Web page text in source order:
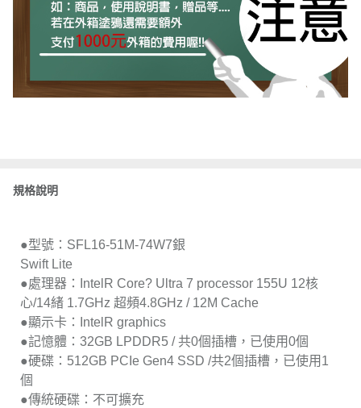
規格說明
●型號：SFL16-51M-74W7銀
Swift Lite
●處理器：IntelR Core? Ultra 7 processor 155U 12核
心/14緒 1.7GHz 超頻4.8GHz / 12M Cache
●顯示卡：IntelR graphics
●記憶體：32GB LPDDR5 / 共0個插槽，已使用0個
●硬碟：512GB PCIe Gen4 SSD /共2個插槽，已使用1
個
●傳統硬碟：不可擴充